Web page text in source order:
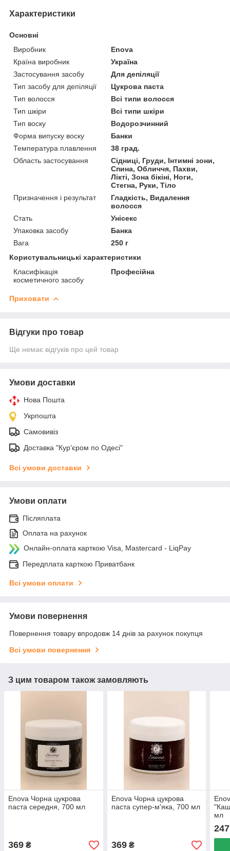
Характеристики
Основні
Виробник
Enova
Країна виробник
Україна
Застосування засобу
Для депіляції
Тип засобу для депіляції
Цукрова паста
Тип волосся
Всі типи волосся
Тип шкіри
Всі типи шкіри
Тип воску
Водорозчинний
Форма випуску воску
Банки
Температура плавлення
38 град.
Область застосування
Сідниці, Груди, Інтимні зони,
Спина, Обличчя, Пахви,
Лікті, Зона бікіні, Ноги,
Стегна, Руки, Тіло
Призначення і результат
Гладкість, Видалення
волосся
Стать
Унісекс
Упаковка засобу
Банка
Вага
250 г
Користувальницькі характеристики
Класифікація
косметичного засобу
Професійна
Приховати
Відгуки про товар
Ще немає відгуків про цей товар
Умови доставки
Нова Пошта
Укрпошта
Самовивіз
Доставка "Кур'єром по Одесі"
Всі умови доставки
Умови оплати
Післяплата
Оплата на рахунок
Онлайн-оплата карткою Visa, Mastercard - LiqPay
Передплата карткою Приватбанк
Всі умови оплати
Умови повернення
Повернення товару впродовж 14 днів за рахунок покупця
Всі умови повернення
З цим товаром також замовляють
Enova Чорна цукрова
паста середня, 700 мл
369 ₴
Enova Чорна цукрова
паста супер-м'яка, 700 мл
369₴
мл
247